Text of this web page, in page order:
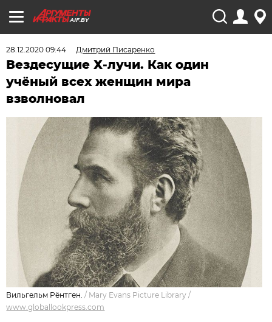
AIF.BY
28.12.2020 09:44 Дмитрий Писаренко
Вездесущие Х-лучи. Как один
учёный всех женщин мира
взволновал
Вильгельм Рёнтген. / Mary Evans Picture Library /
www.globallookpress.com